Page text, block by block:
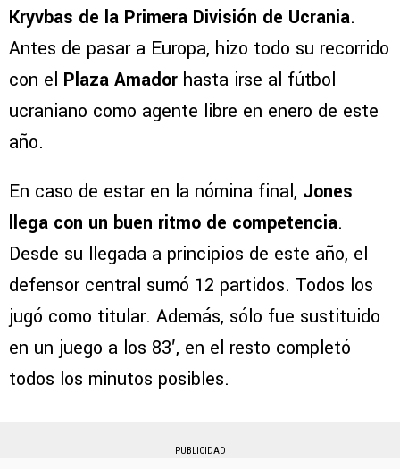
Kryvbas de la Primera División de Ucrania.
Antes de pasar a Europa, hizo todo su recorrido
con el Plaza Amador hasta irse al fútbol
ucraniano como agente libre en enero de este
año.
En caso de estar en la nómina final, Jones
llega con un buen ritmo de competencia.
Desde su llegada a principios de este año, el
defensor central sumó 12 partidos. Todos los
jugó como titular. Además, sólo fue sustituido
en un juego a los 83′, en el resto completó
todos los minutos posibles.
PUBLICIDAD